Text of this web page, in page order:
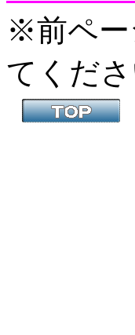
※前ペー
てくださ